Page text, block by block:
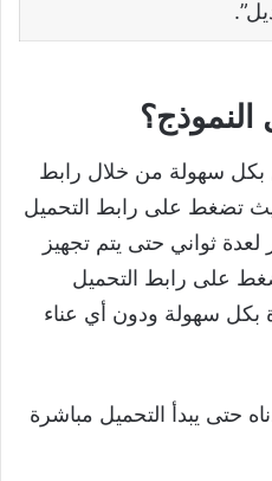
بكل سهولة من خلال رابط
حيث تضغط على رابط التحميل
ثواني حتى يتم تجهيز
على رابط التحميل
بكل سهولة ودون أي عناء
حتى يبدأ التحميل مباشرة